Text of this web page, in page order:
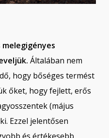
Általában nem
hogy bőséges termést
őket, hogy fejlett, erős
(május
Ezzel jelentősen